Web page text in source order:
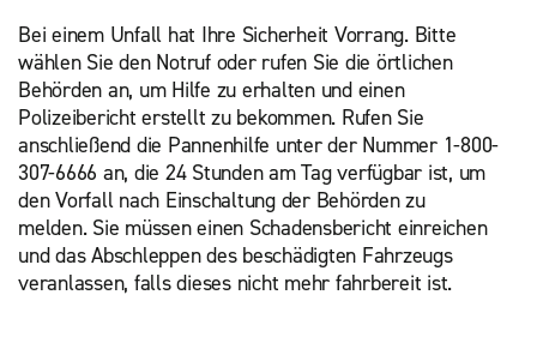
Bei einem Unfall hat Ihre Sicherheit Vorrang. Bitte
wählen Sie den Notruf oder rufen Sie die örtlichen
Behörden an, um Hilfe zu erhalten und einen
Polizeibericht erstellt zu bekommen. Rufen Sie
anschließend die Pannenhilfe unter der Nummer 1-800-
307-6666 an, die 24 Stunden am Tag verfügbar ist, um
den Vorfall nach Einschaltung der Behörden zu
melden. Sie müssen einen Schadensbericht einreichen
und das Abschleppen des beschädigten Fahrzeugs
veranlassen, falls dieses nicht mehr fahrbereit ist.